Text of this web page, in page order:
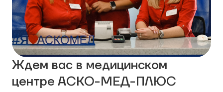
Ждем вас в медицинском
центре АСКО-МЕД-ПЛЮС